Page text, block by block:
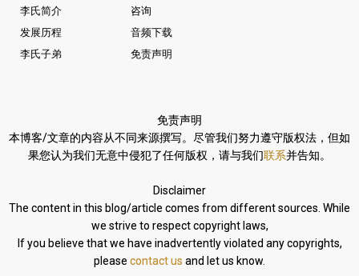
李氏简介
发展历程
李氏子弟
咨询
音频下载
免责声明
免责声明
本博客/文章的内容从不同来源撰写。 尽管我们努力遵守版权法， 但如
果您认为我们无意中侵犯了任何版权，请与我们联系并告知。
Disclaimer
The content in this blog/article comes from different sources. While
we strive to respect copyright laws,
If you believe that we have inadvertently violated any copyrights,
please contact us and let us know.